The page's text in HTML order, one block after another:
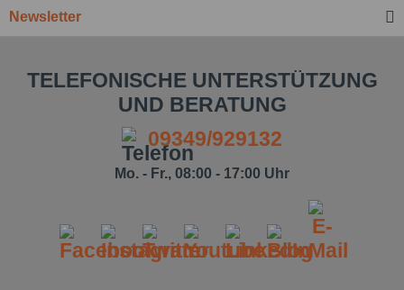
Ich habe dieDatenschutzbestimmungzur
Newsletter
TELEFONISCHE UNTERSTÜTZUNG
UND BERATUNG
09349/929132
Mo. - Fr., 08:00 - 17:00 Uhr